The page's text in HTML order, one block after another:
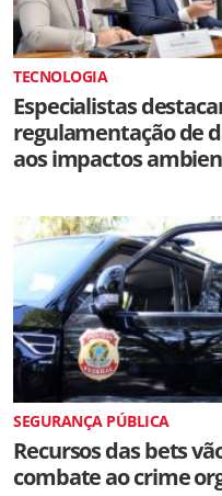
TECNOLOGIA
Especialistas
regulamentação de
aos impactos
SEGURANÇA PÚBLICA
Recursos das bets
combate ao crime